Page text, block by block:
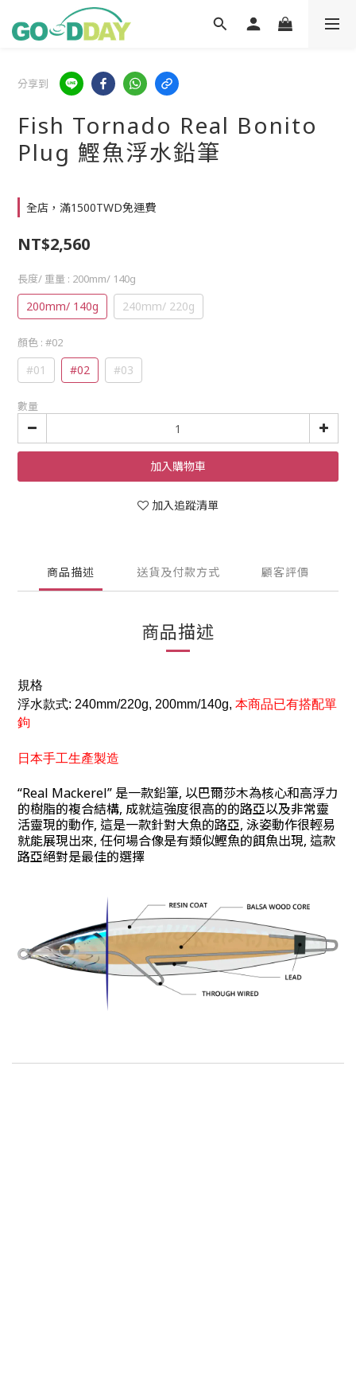
分享到
Fish Tornado Real Bonito
Plug 鰹魚浮水鉛筆
全店，滿1500TWD免運費
NT$2,560
長度/ 重量 : 200mm/ 140g
200mm/ 140g 240mm/ 220g
顏色 : #02
#01 #02 #03
數量
加入購物車
加入追蹤清單
商品描述 送貨及付款方式 顧客評價
商品描述
規格
浮水款式: 240mm/220g, 200mm/140g, 本商品已有搭配單
鉤
日本手工生產製造
“Real Mackerel” 是一款鉛筆, 以巴爾莎木為核心和高浮力
的樹脂的複合結構, 成就這強度很高的的路亞以及非常靈
活靈現的動作, 這是一款針對大魚的路亞, 泳姿動作很輕易
就能展現出來, 任何場合像是有類似鰹魚的餌魚出現, 這款
路亞絕對是最佳的選擇